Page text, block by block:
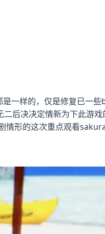
一样的，仅是修复已一
后决决定情新为下此游戏
情形的这次重点观看